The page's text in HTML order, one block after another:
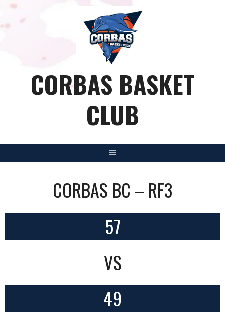
Aller
contenu
CORBAS BASKET
CLUB
CORBAS BC – RF3
57
VS
49